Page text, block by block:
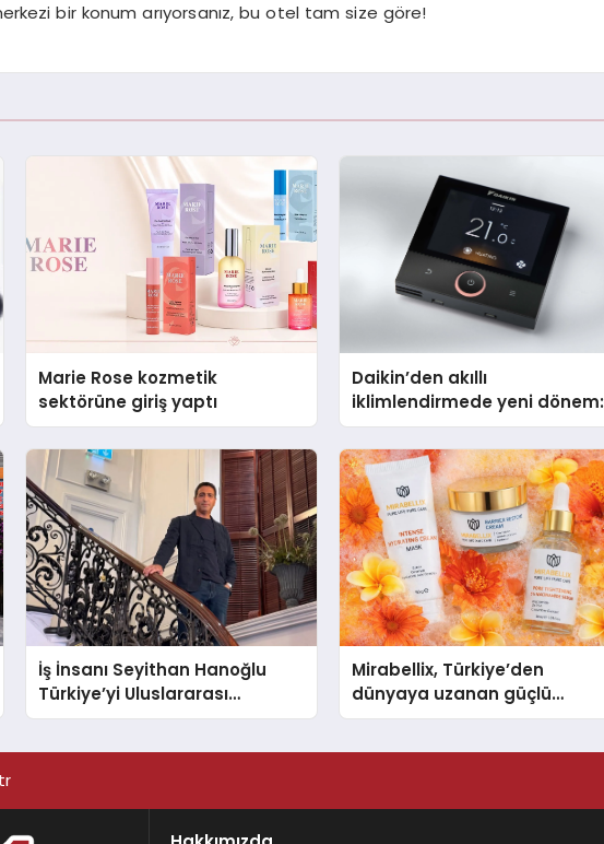
bir konum arıyorsanız, bu otel tam size göre!
Marie Rose kozmetik
sektörüne giriş yaptı
Daikin’den akıllı
iklimlendirmede yeni dönem:
Madoka Plus Türkiye’de
İş İnsanı Seyithan Hanoğlu
Türkiye’yi Uluslararası
Arenada Tanıtmayı Hedefliyor
Mirabellix, Türkiye’den
dünyaya uzanan güçlü
büyümesini sürdürüyor